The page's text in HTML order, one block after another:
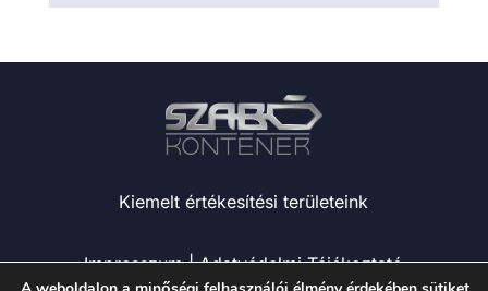
Kiemelt értékesítési területeink
Impresszum|Adatvédelmi Tájékoztató